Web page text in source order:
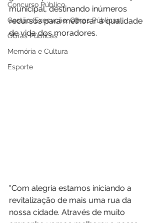
Concurso Público
Gestão/Execução: Obras Públicas
Obras Públicas
Memória e Cultura
Esporte
municipal, destinando inúmeros
recursos para melhorar a qualidade
de vida dos moradores.
"Com alegria estamos iniciando a
revitalização de mais uma rua da
nossa cidade. Através de muito